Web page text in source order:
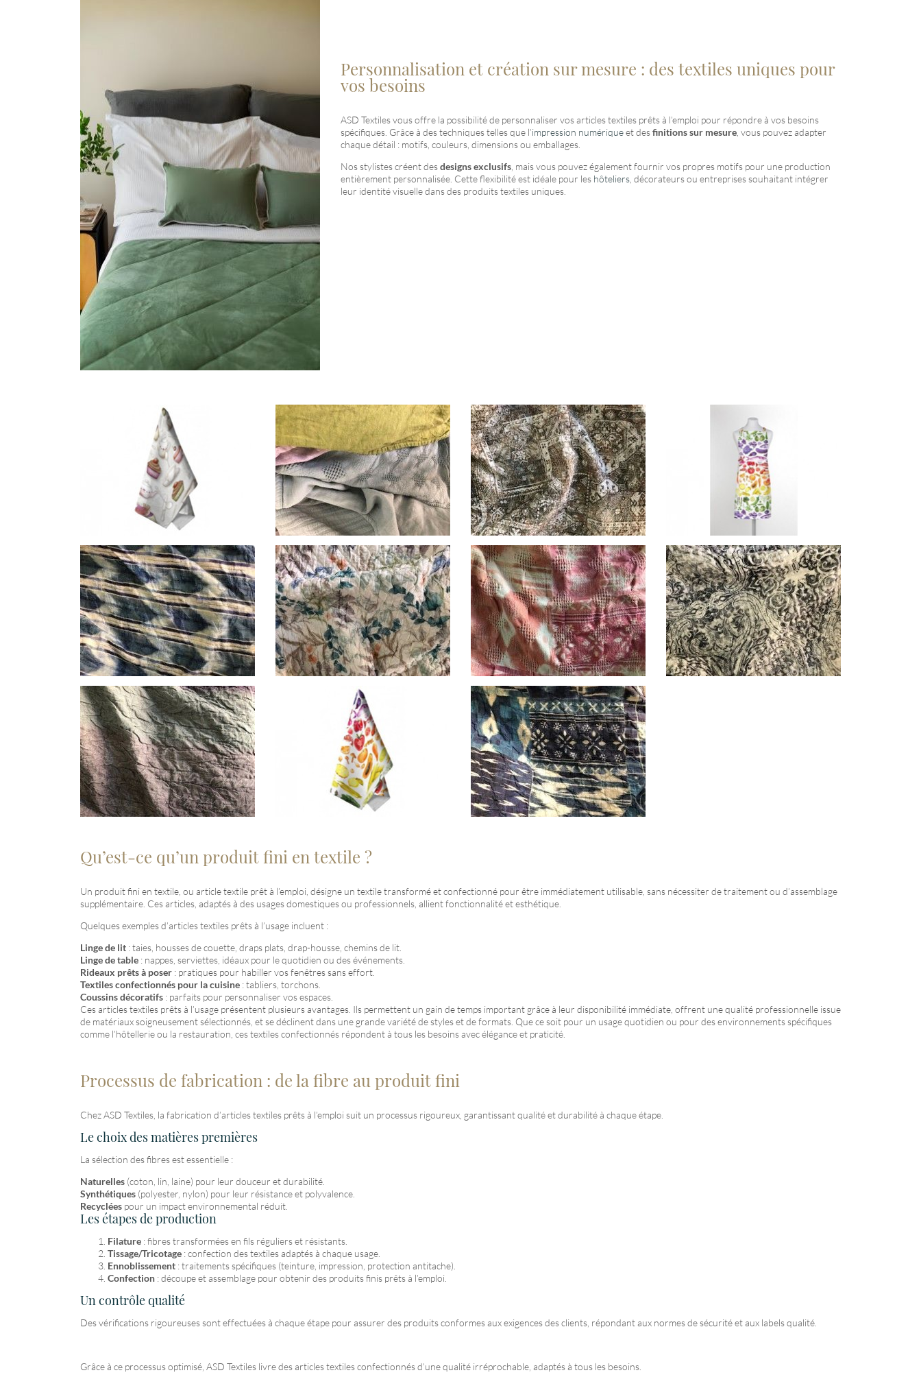
Personnalisation et création sur mesure : des textiles uniques pour
vos besoins
ASD Textiles vous offre la possibilité de personnaliser vos articles textiles prêts à l’emploi pour répondre à vos besoins
spécifiques. Grâce à des techniques telles que l’impression numériqueet desfinitions sur mesure, vous pouvez adapter
chaque détail : motifs, couleurs, dimensions ou emballages.
Nos stylistes créent desdesigns exclusifs, mais vous pouvez également fournir vos propres motifs pour une production
entièrement personnalisée. Cette flexibilité est idéale pour les hôteliers, décorateurs ou entreprises souhaitant intégrer
leur identité visuelle dans des produits textiles uniques.
Qu’est-ce qu’un produit fini en textile ?
Un produit fini en textile, ou article textile prêt à l’emploi, désigne un textile transformé et confectionné pour être immédiatement utilisable, sans nécessiter de traitement ou d’assemblage
supplémentaire. Ces articles, adaptés à des usages domestiques ou professionnels, allient fonctionnalité et esthétique.
Quelques exemples d’articles textiles prêts à l’usage incluent :
Linge de lit : taies, housses de couette, draps plats, drap-housse, chemins de lit.
Linge de table : nappes, serviettes, idéaux pour le quotidien ou des événements.
Rideaux prêts à poser : pratiques pour habiller vos fenêtres sans effort.
Textiles confectionnés pour la cuisine : tabliers, torchons.
Coussins décoratifs : parfaits pour personnaliser vos espaces.
Ces articles textiles prêts à l’usage présentent plusieurs avantages. Ils permettent un gain de temps important grâce à leur disponibilité immédiate, offrent une qualité professionnelle issue
de matériaux soigneusement sélectionnés, et se déclinent dans une grande variété de styles et de formats. Que ce soit pour un usage quotidien ou pour des environnements spécifiques
comme l’hôtellerie ou la restauration, ces textiles confectionnés répondent à tous les besoins avec élégance et praticité.
Processus de fabrication : de la fibre au produit fini
Chez ASD Textiles, la fabrication d’articles textiles prêts à l’emploi suit un processus rigoureux, garantissant qualité et durabilité à chaque étape.
Le choix des matières premières
La sélection des fibres est essentielle :
Naturelles (coton, lin, laine) pour leur douceur et durabilité.
Synthétiques (polyester, nylon) pour leur résistance et polyvalence.
Recyclées pour un impact environnemental réduit.
Les étapes de production
Filature : fibres transformées en fils réguliers et résistants.
Tissage/Tricotage : confection des textiles adaptés à chaque usage.
Ennoblissement : traitements spécifiques (teinture, impression, protection antitache).
Confection : découpe et assemblage pour obtenir des produits finis prêts à l’emploi.
Un contrôle qualité
Des vérifications rigoureuses sont effectuées à chaque étape pour assurer des produits conformes aux exigences des clients, répondant aux normes de sécurité et aux labels qualité.
Grâce à ce processus optimisé, ASD Textiles livre des articles textiles confectionnés d’une qualité irréprochable, adaptés à tous les besoins.